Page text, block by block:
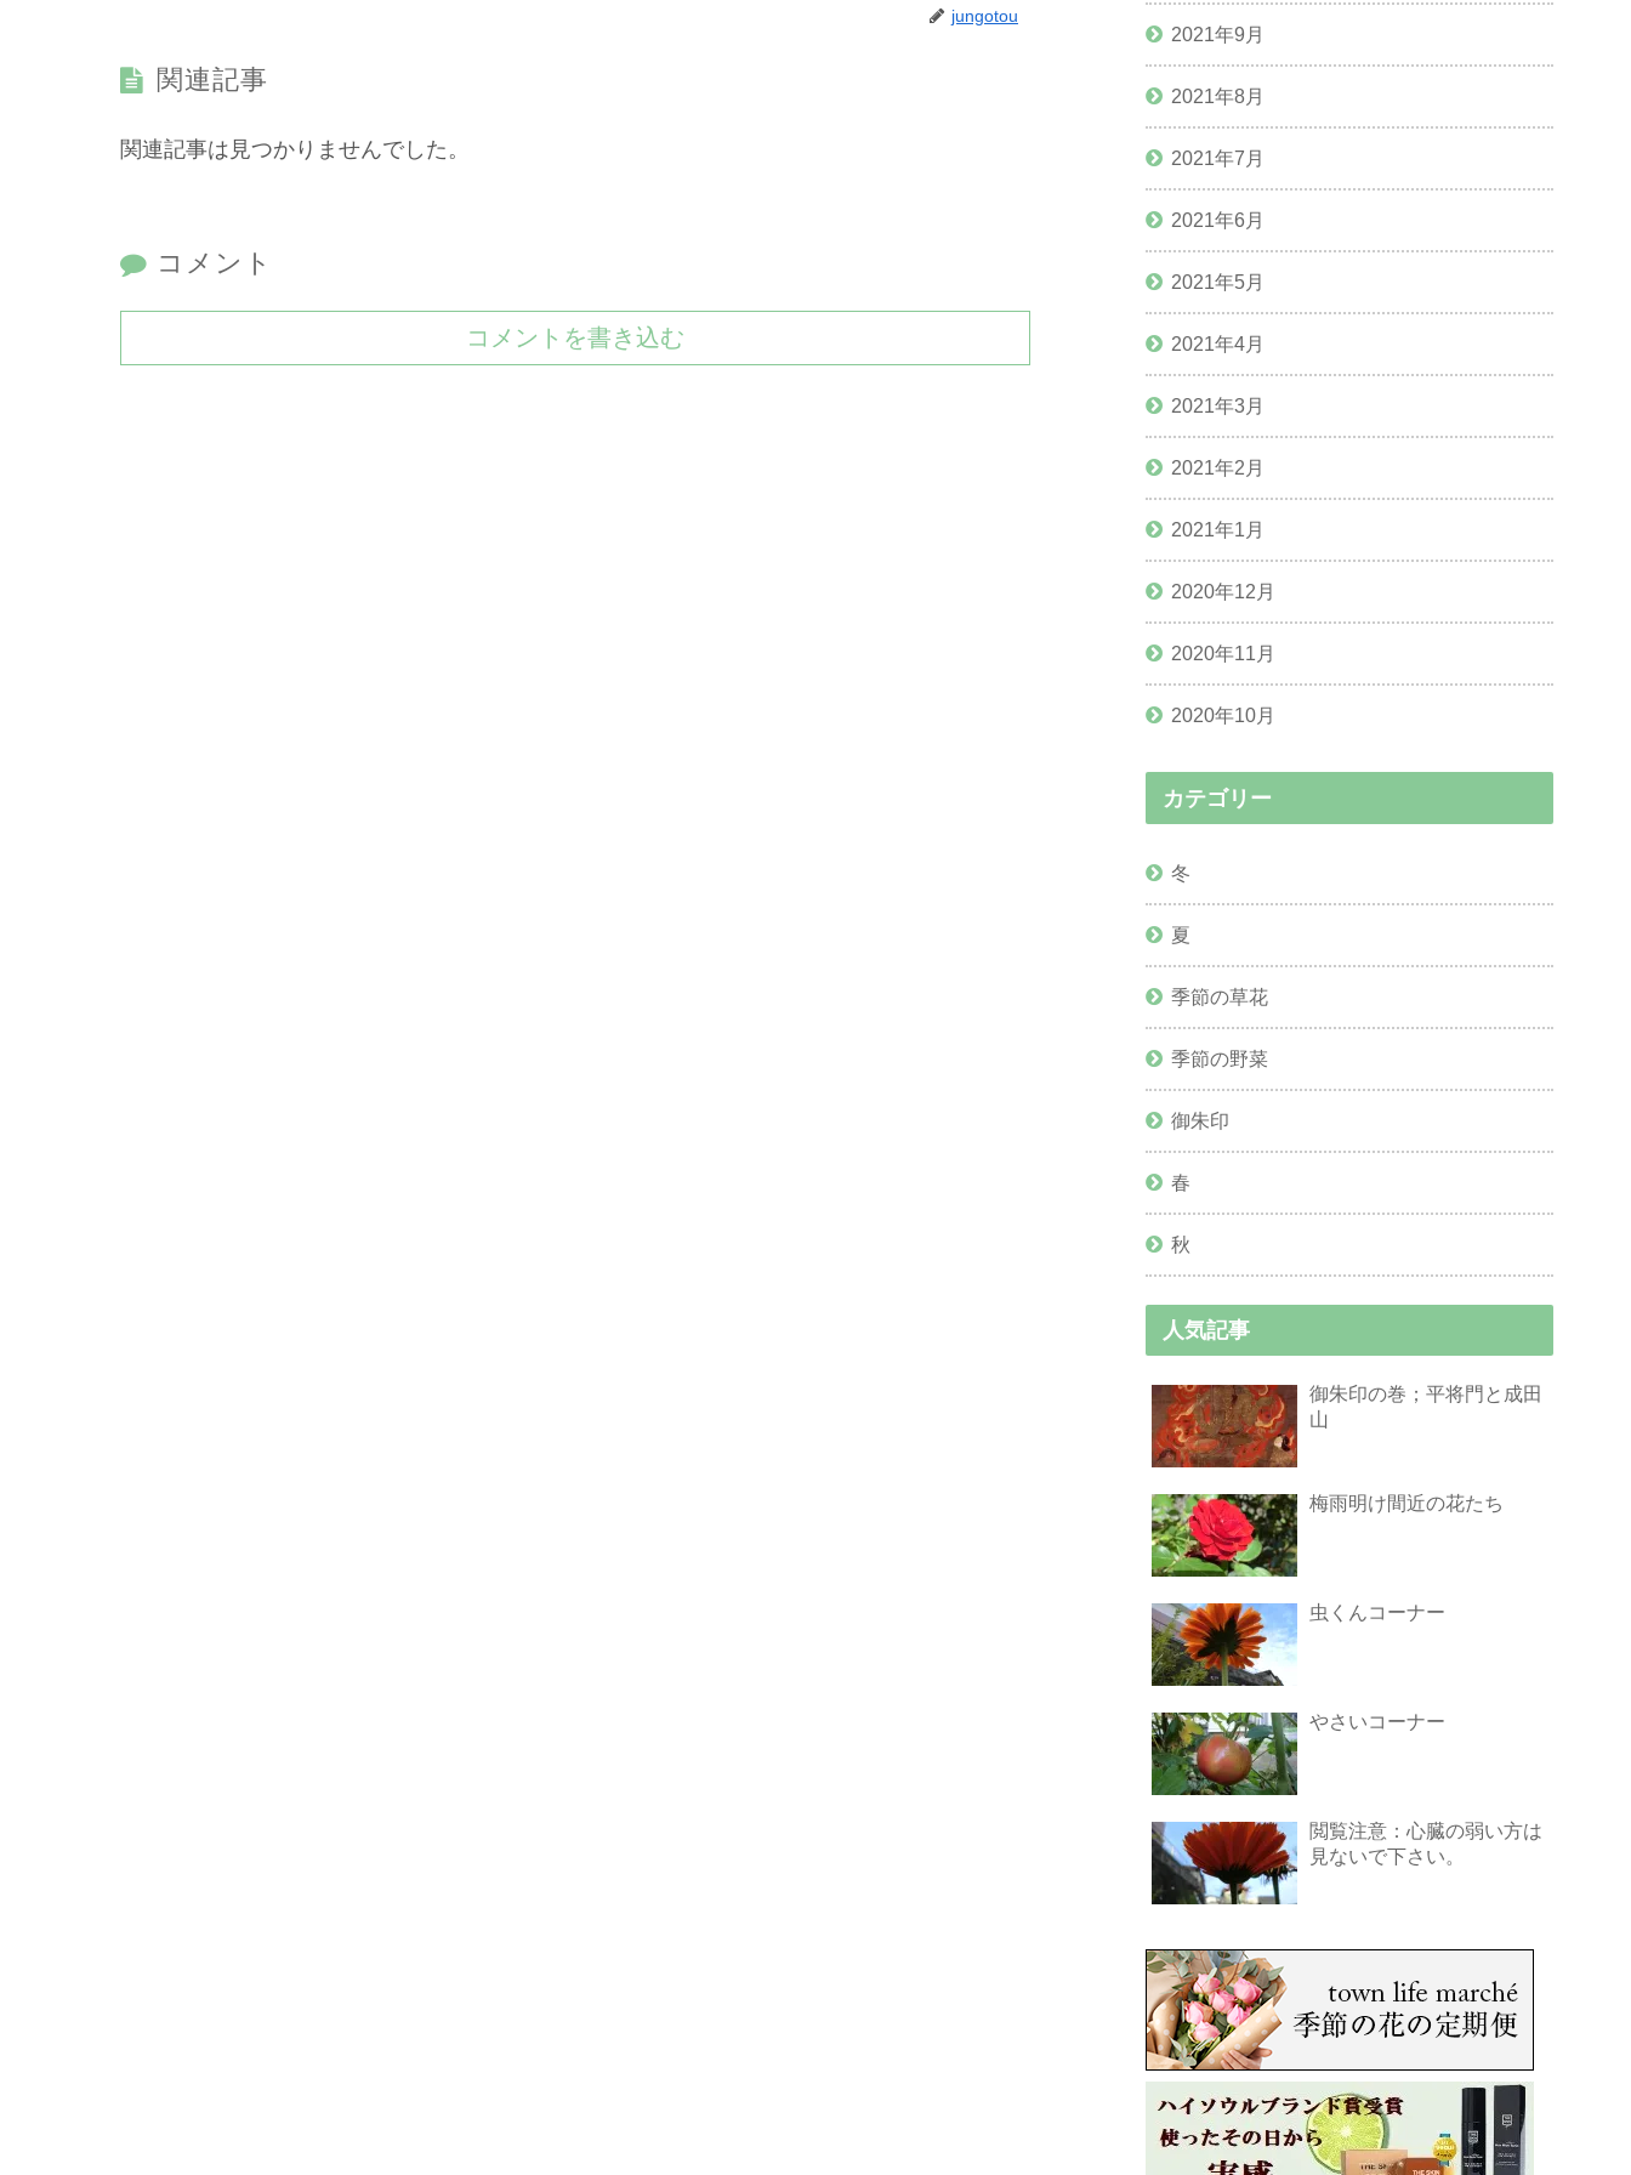
jungotou
関連記事
関連記事は見つかりませんでした。
コメント
コメントを書き込む
2021年9月
2021年8月
2021年7月
2021年6月
2021年5月
2021年4月
2021年3月
2021年2月
2021年1月
2020年12月
2020年11月
2020年10月
カテゴリー
冬
夏
季節の草花
季節の野菜
御朱印
春
秋
人気記事
御朱印の巻；平将門と成田
山
梅雨明け間近の花たち
虫くんコーナー
やさいコーナー
閲覧注意：心臓の弱い方は
見ないで下さい。